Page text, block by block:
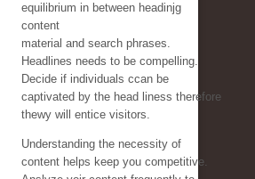
equilibrium in between headinjg
content
material and search phrases.
Headlines needs to be compelling.
Decide if individuals ccan be
captivated by the head liness therefore
thewy will entice visitors.
Understanding the necessity of
content helps keep you competitive.